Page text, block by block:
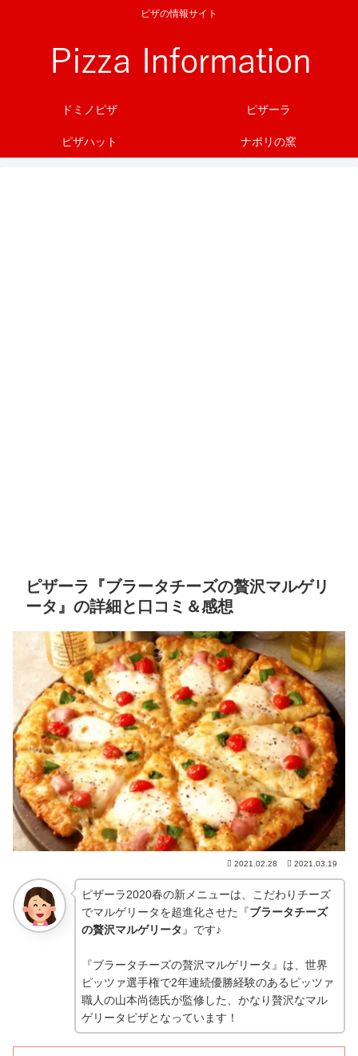
ピザの情報サイト
ドミノピザ ピザーラ
ピザハット ナポリの窯
ピザーラ『ブラータチーズの贅沢マルゲリ
ータ』の詳細と口コミ＆感想
2021.02.28 2021.03.19
ピザーラ2020春の新メニューは、こだわりチーズ
でマルゲリータを超進化させた『ブラータチーズ
の贅沢マルゲリータ 』です♪
『ブラータチーズの贅沢マルゲリータ』は、世界
ピッツァ選手権で2年連続優勝経験のあるピッツァ
職人の山本尚徳氏が監修した、かなり贅沢なマル
ゲリータピザとなっています！